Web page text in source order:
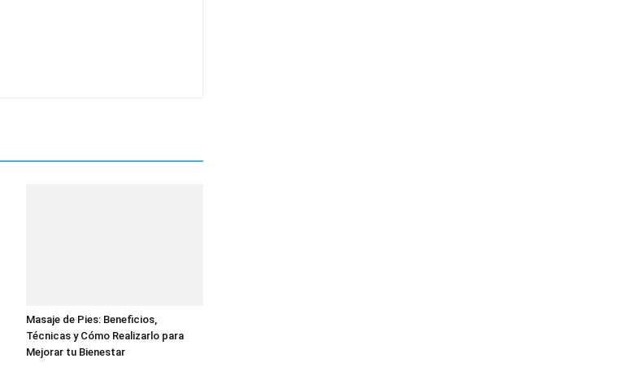
Masaje de Pies: Beneficios,
Técnicas y Cómo Realizarlo para
Mejorar tu Bienestar